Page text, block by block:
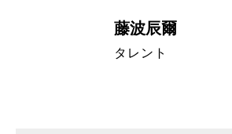
藤波辰爾
タレント